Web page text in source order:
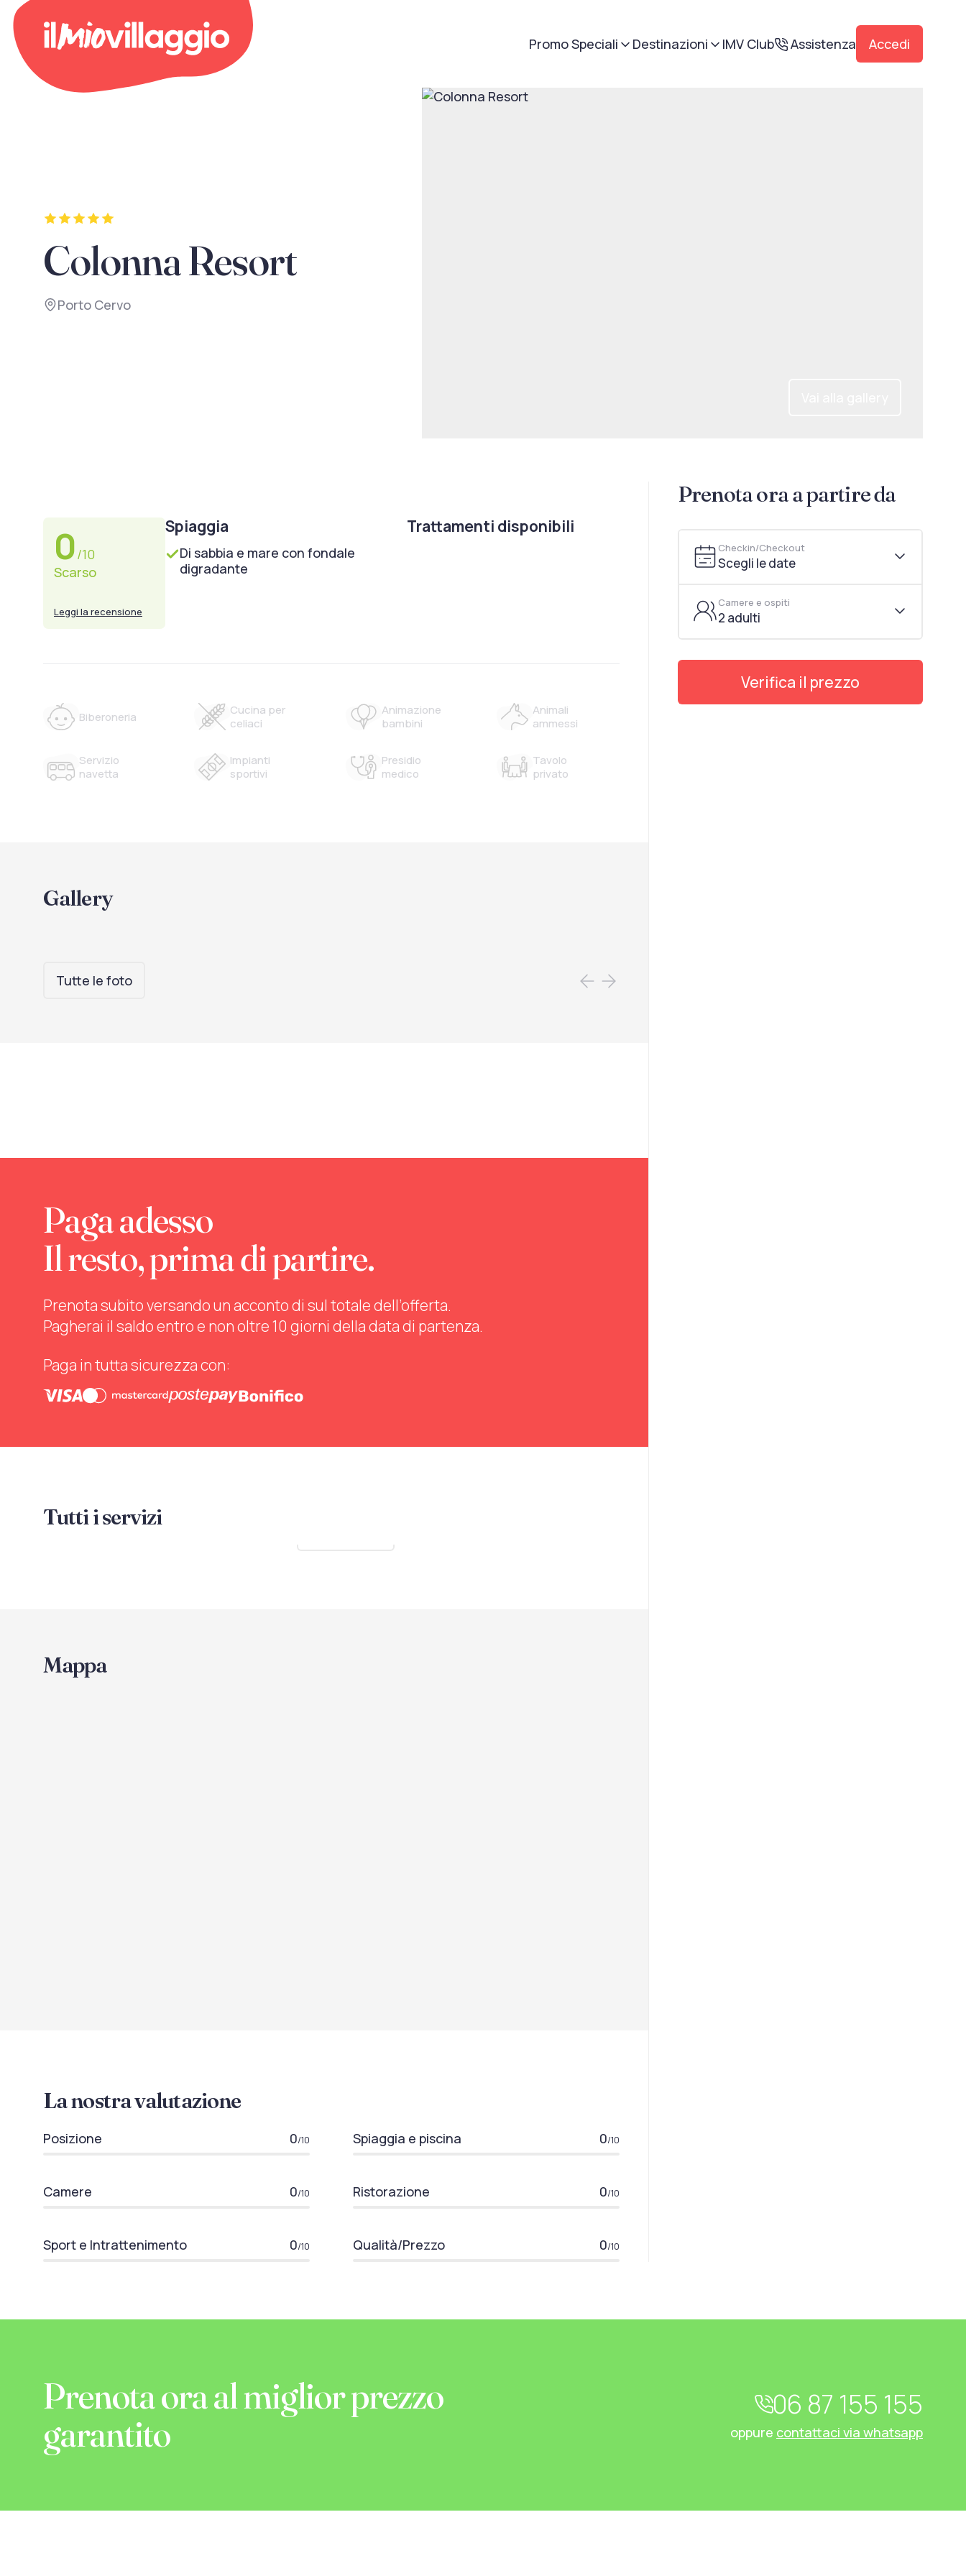
Promo Speciali Destinazioni IMV Club Assistenza Accedi
Colonna Resort
Porto Cervo
Prenota ora a partire da
Checkin/Checkout
Scegli le date
Camere e ospiti
2 adulti
Verifica il prezzo
0/10
Scarso
Leggi la recensione
Spiaggia
Di sabbia e mare con fondale
digradante
Trattamenti disponibili
Biberoneria
Cucina per
celiaci
Animazione
bambini
Animali
ammessi
Servizio
navetta
Impianti
sportivi
Presidio
medico
Tavolo
privato
Gallery
Tutte le foto
Paga adesso
Il resto, prima di partire.
Prenota subito versando un acconto di sul totale dell’offerta.
Pagherai il saldo entro e non oltre 10 giorni della data di partenza.
Paga in tutta sicurezza con:
Tutti i servizi
Mappa
La nostra valutazione
Posizione 0/10 Spiaggia e piscina 0/10
Camere 0/10 Ristorazione 0/10
Sport e Intrattenimento 0/10 Qualità/Prezzo 0/10
Prenota ora al miglior prezzo
garantito
06 87 155 155
oppure contattaci via whatsapp